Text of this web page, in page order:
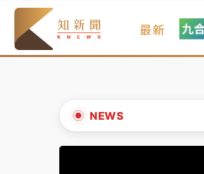
最新
NEWS
中信慈善基金會想增加
故宮《龍藏經》特展第